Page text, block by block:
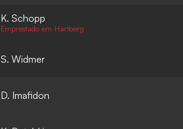
K. Schopp
Emprestado em Hartberg
S. Widmer
D. Imafidon